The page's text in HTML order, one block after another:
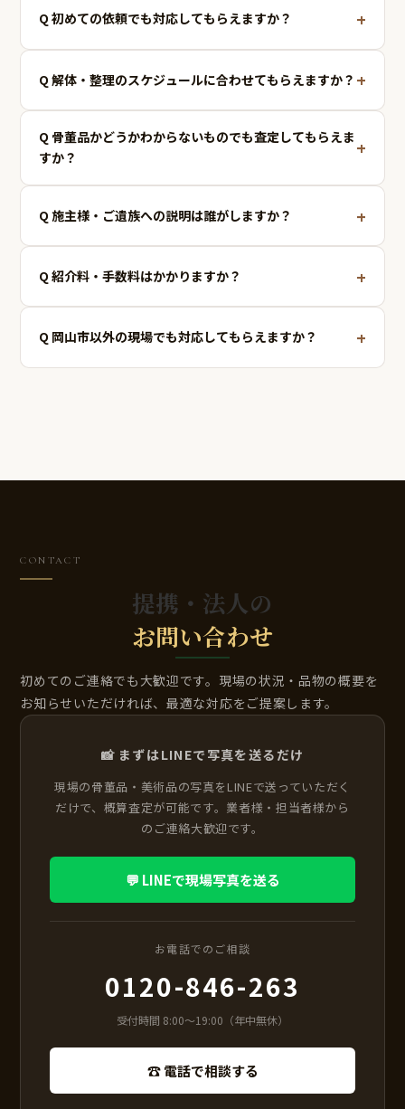
Q 初めての依頼でも対応してもらえますか？ +
Q 解体・整理のスケジュールに合わせてもらえますか？ +
Q 骨董品かどうかわからないものでも査定してもらえま
すか？
+
Q 施主様・ご遺族への説明は誰がしますか？ +
Q 紹介料・手数料はかかりますか？ +
Q 岡山市以外の現場でも対応してもらえますか？ +
CONTACT
提携・法人の
お問い合わせ
初めてのご連絡でも大歓迎です。現場の状況・品物の概要を
お知らせいただければ、最適な対応をご提案します。
📸 まずはLINEで写真を送るだけ
現場の骨董品・美術品の写真をLINEで送っていただく
だけで、概算査定が可能です。業者様・担当者様から
のご連絡大歓迎です。
💬 LINEで現場写真を送る
お電話でのご相談
0120-846-263
受付時間 8:00〜19:00（年中無休）
☎ 電話で相談する